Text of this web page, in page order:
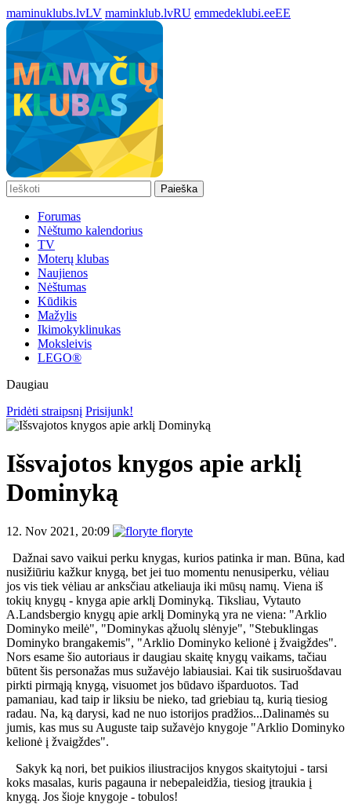
maminuklubs.lvLV maminklub.lvRU emmedeklubi.eeEE
Paieška
Forumas
Nėštumo kalendorius
TV
Moterų klubas
Naujienos
Nėštumas
Kūdikis
Mažylis
Ikimokyklinukas
Moksleivis
LEGO®
Daugiau
Pridėti straipsnį Prisijunk!
Išsvajotos knygos apie arklį
Dominyką
12. Nov 2021, 20:09
floryte
Dažnai savo vaikui perku knygas, kurios patinka ir man. Būna, kad
nusižiūriu kažkur knygą, bet jei tuo momentu nenusiperku, vėliau
jos vis tiek vėliau ar anksčiau atkeliauja iki mūsų namų. Viena iš
tokių knygų - knyga apie arklį Dominyką. Tiksliau, Vytauto
A.Landsbergio knygų apie arklį Dominyką yra ne viena: "Arklio
Dominyko meilė", "Dominykas ąžuolų slėnyje", "Stebuklingas
Dominyko brangakemis", "Arklio Dominyko kelionė į žvaigždes".
Nors esame šio autoriaus ir daugiau skaitę knygų vaikams, tačiau
būtent šis personažas mus sužavėjo labiausiai. Kai tik susiruošdavau
pirkti pirmąją knygą, visuomet jos būdavo išparduotos. Tad
pamaniau, kad taip ir liksiu be nieko, tad griebiau tą, kurią tiesiog
radau. Na, ką darysi, kad ne nuo istorijos pradžios...Dalinamės su
jumis, kas mus su Auguste taip sužavėjo knygoje "Arklio Dominyko
kelionė į žvaigždes".
Sakyk ką nori, bet puikios iliustracijos knygos skaitytojui - tarsi
koks masalas, kuris pagauna ir nebepaleidžia, tiesiog įtraukia į
knygą. Jos šioje knygoje - tobulos!